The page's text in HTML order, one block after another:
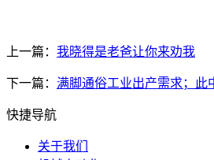
上一篇： 我晓得是老爸让你来劝我
下一篇： 满脚通俗工业出产需求；此
快捷导航
关于我们